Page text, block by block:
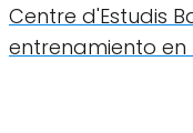
Centre d'Estudis
entrenamiento en